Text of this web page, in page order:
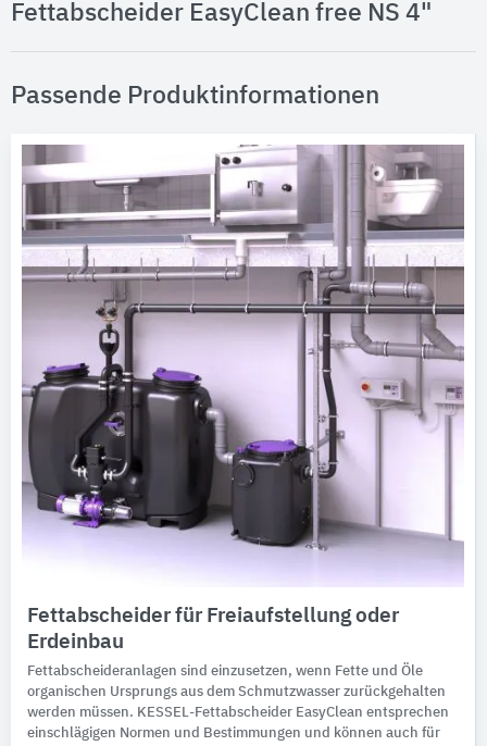
Fettabscheider EasyClean free NS 4"
Passende Produktinformationen
Fettabscheider ​​für Freiaufstellung oder
Erdeinbau
Fettabscheideranlagen sind einzusetzen, wenn Fette und Öle
organischen Ursprungs aus dem Schmutzwasser zurückgehalten
werden müssen. KESSEL-Fettabscheider EasyClean entsprechen
einschlägigen Normen und Bestimmungen und können auch für